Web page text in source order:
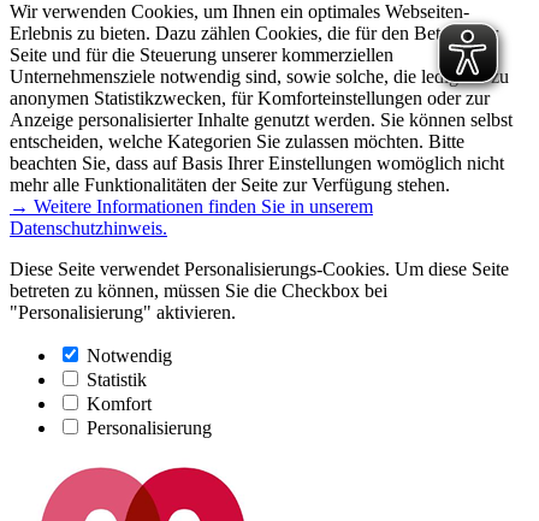
Wir verwenden Cookies, um Ihnen ein optimales Webseiten-
Erlebnis zu bieten. Dazu zählen Cookies, die für den Betrieb der
Seite und für die Steuerung unserer kommerziellen
Unternehmensziele notwendig sind, sowie solche, die lediglich zu
anonymen Statistikzwecken, für Komforteinstellungen oder zur
Anzeige personalisierter Inhalte genutzt werden. Sie können selbst
entscheiden, welche Kategorien Sie zulassen möchten. Bitte
beachten Sie, dass auf Basis Ihrer Einstellungen womöglich nicht
mehr alle Funktionalitäten der Seite zur Verfügung stehen.
→ Weitere Informationen finden Sie in unserem
Datenschutzhinweis.
Diese Seite verwendet Personalisierungs-Cookies. Um diese Seite
betreten zu können, müssen Sie die Checkbox bei
"Personalisierung" aktivieren.
Notwendig
Statistik
Komfort
Personalisierung